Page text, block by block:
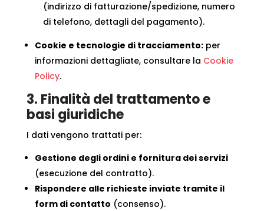
(indirizzo di fatturazione/spedizione, numero
di telefono, dettagli del pagamento).
Cookie e tecnologie di tracciamento:per
informazioni dettagliate, consultare la Cookie
Policy.
3. Finalità del trattamento e
basi giuridiche
I dati vengono trattati per:
Gestione degli ordini e fornitura dei servizi
(esecuzione del contratto).
Rispondere alle richieste inviate tramite il
form di contatto (consenso).